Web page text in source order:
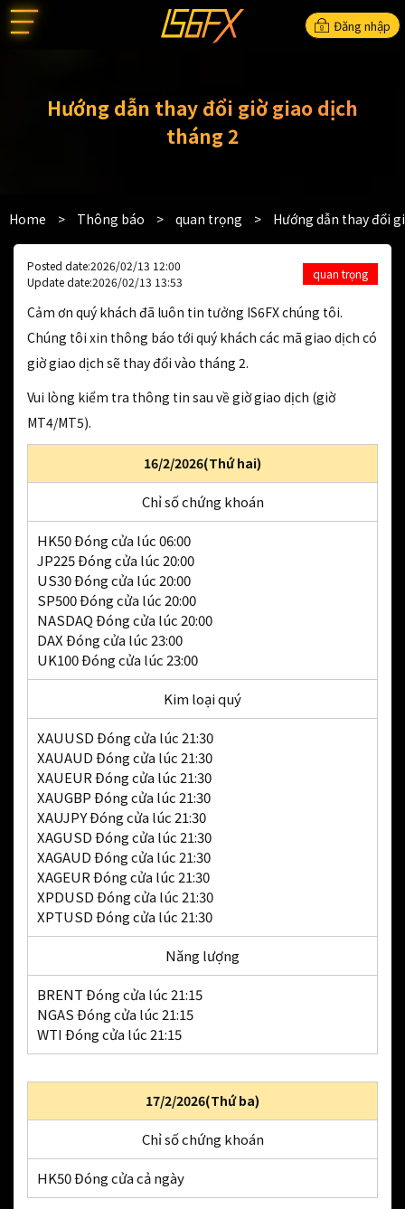
Đăng nhập
Hướng dẫn thay đổi giờ giao dịch
tháng 2
Home > Thông báo > quan trọng > Hướng dẫn thay đổi
Posted date:2026/02/13 12:00
Update date:2026/02/13 13:53
quan trọng
Cảm ơn quý khách đã luôn tin tưởng IS6FX chúng tôi.
Chúng tôi xin thông báo tới quý khách các mã giao dịch có
giờ giao dịch sẽ thay đổi vào tháng 2.
Vui lòng kiểm tra thông tin sau về giờ giao dịch (giờ
MT4/MT5).
16/2/2026(Thứ hai)
Chỉ số chứng khoán
HK50 Đóng cửa lúc 06:00
JP225 Đóng cửa lúc 20:00
US30 Đóng cửa lúc 20:00
SP500 Đóng cửa lúc 20:00
NASDAQ Đóng cửa lúc 20:00
DAX Đóng cửa lúc 23:00
UK100 Đóng cửa lúc 23:00
Kim loại quý
XAUUSD Đóng cửa lúc 21:30
XAUAUD Đóng cửa lúc 21:30
XAUEUR Đóng cửa lúc 21:30
XAUGBP Đóng cửa lúc 21:30
XAUJPY Đóng cửa lúc 21:30
XAGUSD Đóng cửa lúc 21:30
XAGAUD Đóng cửa lúc 21:30
XAGEUR Đóng cửa lúc 21:30
XPDUSD Đóng cửa lúc 21:30
XPTUSD Đóng cửa lúc 21:30
Năng lượng
BRENT Đóng cửa lúc 21:15
NGAS Đóng cửa lúc 21:15
WTI Đóng cửa lúc 21:15
17/2/2026(Thứ ba)
Chỉ số chứng khoán
HK50 Đóng cửa cả ngày